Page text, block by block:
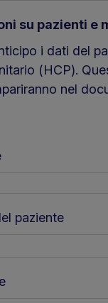
su pazienti e
i dati del
(HCP).
nel
paziente